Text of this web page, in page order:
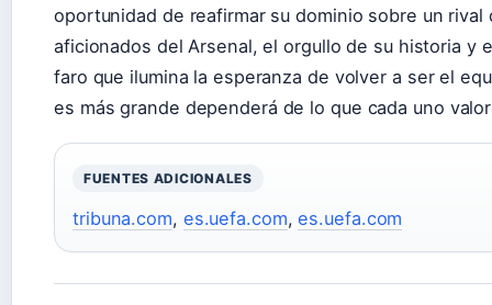
oportunidad de reafirmar su dominio sobre un rival
aficionados del Arsenal, el orgullo de su historia y
faro que ilumina la esperanza de volver a ser el
es más grande dependerá de lo que cada uno
FUENTES ADICIONALES
tribuna.com, es.uefa.com,es.uefa.com